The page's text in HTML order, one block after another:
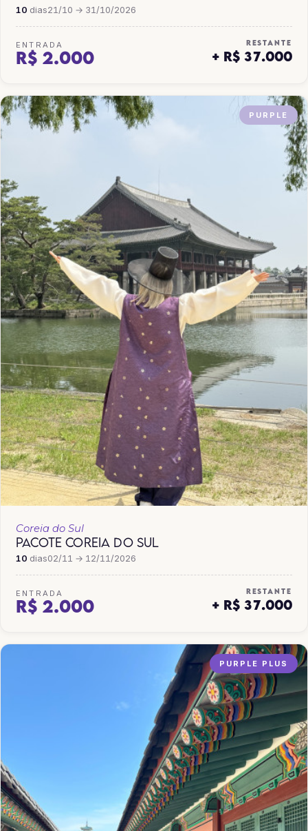
10 dias21/10 → 31/10/2026
ENTRADA
R$ 2.000
RESTANTE
+ R$ 37.000
PURPLE
Coreia do Sul
PACOTE COREIA DO SUL
10 dias02/11 → 12/11/2026
ENTRADA
R$ 2.000
RESTANTE
+ R$ 37.000
PURPLE PLUS